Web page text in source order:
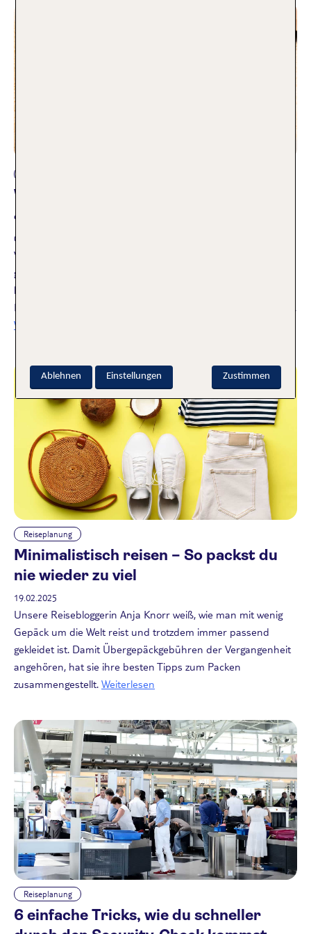
Was darf ins Handgepäck? Checkliste
& Inhalt
03.04.2026
Vor jeder Reise stellen sich viele Urlauber immer wieder die
gleiche Frage: Was darf ins Handgepäck und was nicht? Wir
haben eine einfache Übersicht mit allen Regeln und
Bestimmungen zum Handgepäck für euch zusammengestellt.
Weiterlesen
Reiseplanung
Minimalistisch reisen – So packst du
nie wieder zu viel
19.02.2025
Unsere Reisebloggerin Anja Knorr weiß, wie man mit wenig
Gepäck um die Welt reist und trotzdem immer passend
gekleidet ist. Damit Übergepäckgebühren der Vergangenheit
angehören, hat sie ihre besten Tipps zum Packen
zusammengestellt. Weiterlesen
Reiseplanung
6 einfache Tricks, wie du schneller
Zustimmen
Ablehnen Einstellungen